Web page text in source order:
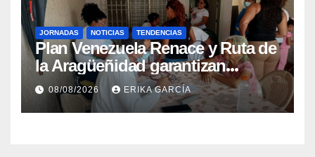
JORNADAS NOTICIAS TENDENCIAS
Plan Venezuela Renace y Ruta de
la Aragüeñidad garantizan
atención médica integral en
Aragua
08/08/2026 ERIKA GARCÍA